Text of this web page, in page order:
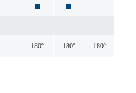
180º 180º 180º